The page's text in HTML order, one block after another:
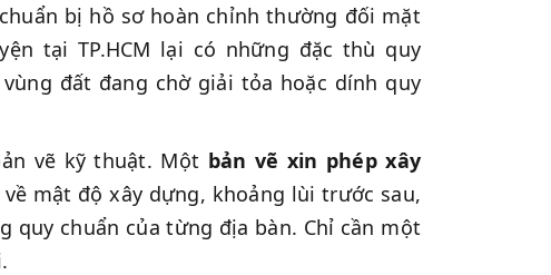
bị hồ sơ hoàn chỉnh thường đối mặt
tại TP.HCM lại có những đặc thù quy
đất đang chờ giải tỏa hoặc dính quy
vẽ kỹ thuật. Một bản vẽ xin phép xây
mật độ xây dựng, khoảng lùi trước sau,
quy chuẩn của từng địa bàn. Chỉ cần một